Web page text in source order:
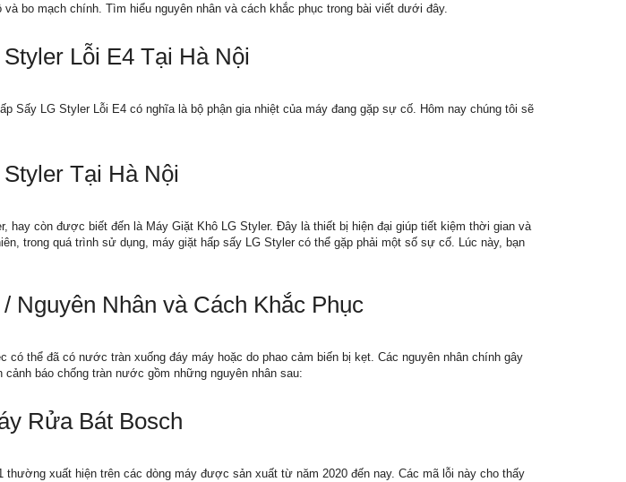
bo mạch chính. Tìm hiểu nguyên nhân và cách khắc phục trong bài viết dưới đây.
Lỗi E4 Tại Hà Nội
Sấy LG Styler Lỗi E4 có nghĩa là bộ phận gia nhiệt của máy đang gặp sự cố. Hôm nay chúng tôi sẽ
Tại Hà Nội
hay còn được biết đến là Máy Giặt Khô LG Styler. Đây là thiết bị hiện đại giúp tiết kiệm thời gian và
trong quá trình sử dụng, máy giặt hấp sấy LG Styler có thể gặp phải một số sự cố. Lúc này, bạn
Nguyên Nhân và Cách Khắc Phục
có thể đã có nước tràn xuống đáy máy hoặc do phao cảm biến bị kẹt. Các nguyên nhân chính gây
báo chống tràn nước gồm những nguyên nhân sau:
Rửa Bát Bosch
thường xuất hiện trên các dòng máy được sản xuất từ năm 2020 đến nay. Các mã lỗi này cho thấy